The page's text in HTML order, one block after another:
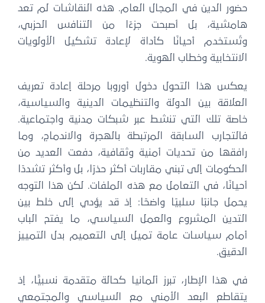
حضور الدين في المجال العام. هذه النقاشات لم تعد
هامشية، بل أصبحت جزءًا من التنافس الحزبي،
وتُستخدم أحيانًا كأداة لإعادة تشكيل الأولويات
الانتخابية وخطاب الهوية.
يعكس هذا التحول دخول أوروبا مرحلة إعادة تعريف
العلاقة بين الدولة والتنظيمات الدينية والسياسية،
خاصة تلك التي تنشط عبر شبكات مدنية واجتماعية.
فالتجارب السابقة المرتبطة بالهجرة والاندماج، وما
رافقها من تحديات أمنية وثقافية، دفعت العديد من
الحكومات إلى تبني مقاربات أكثر حذرًا، بل وأكثر تشددًا
أحيانًا، في التعامل مع هذه الملفات. لكن هذا التوجه
يحمل جانبًا سلبيًا واضحًا: إذ قد يؤدي إلى خلط بين
التدين المشروع والعمل السياسي، ما يفتح الباب
أمام سياسات عامة تميل إلى التعميم بدل التمييز
الدقيق.
في هذا الإطار، تبرز ألمانيا كحالة متقدمة نسبيًّا، إذ
يتقاطع البعد الأمني مع السياسي والمجتمعي